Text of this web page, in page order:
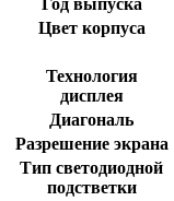
Цвет корпуса
Технология
дисплея
Диагональ
Разрешение экрана
Тип светодиодной
подстветки